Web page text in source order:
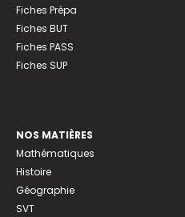
Fiches Prépa
Fiches BUT
Fiches PASS
Fiches SUP
NOS MATIÈRES
Mathématiques
Histoire
Géographie
SVT